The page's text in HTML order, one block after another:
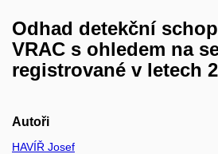
Odhad detekční
VRAC s ohledem na
registrované v letech
Autoři
HAVÍŘ Josef